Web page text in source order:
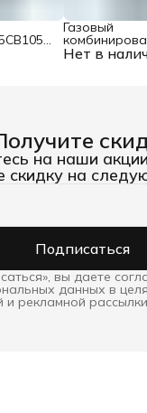
Нет в
Газовый
регулятор
на наши
скидку на
Подписаться
вы даете
данных в
рекламной рассылки